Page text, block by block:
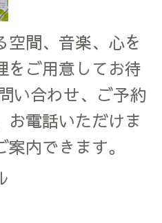
空間、音楽、心を
をご用意してお待
い合わせ、ご予約
お電話いただけま
内できます。